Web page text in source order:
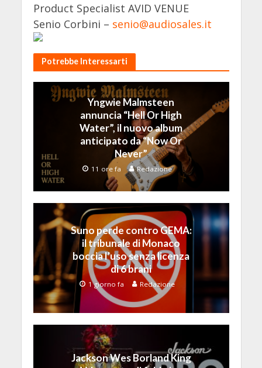
Product Specialist AVID VENUE
Senio Corbini – senio@audiosales.it
Potrebbe Interessarti
Yngwie Malmsteen
annuncia “Hell Or High
Water”, il nuovo album
anticipato da “Now Or
Never”
11 ore fa Redazione
Suno perde contro GEMA:
il tribunale di Monaco
boccia l’uso senza licenza
di 6 brani
1 giorno fa Redazione
Jackson Wes Borland King